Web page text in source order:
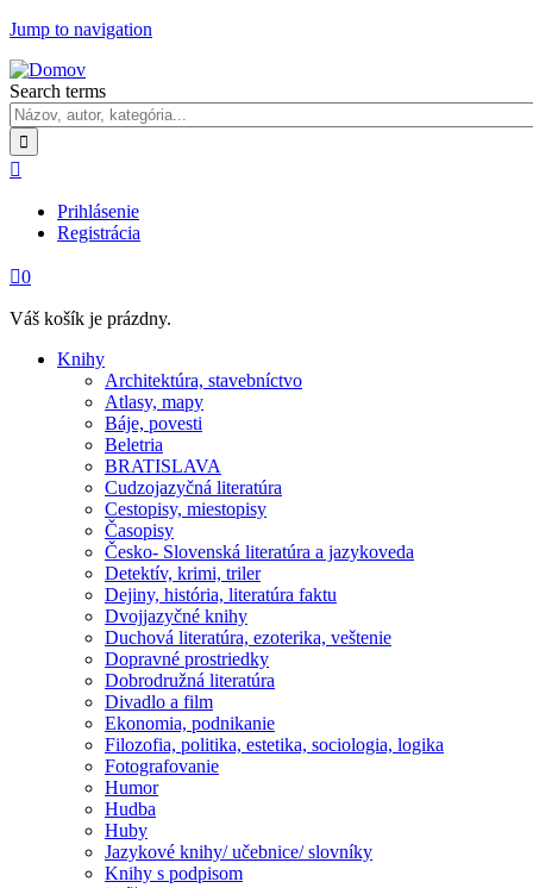
Jump to navigation
Search terms

Prihlásenie
Registrácia
0
Váš košík je prázdny.
Knihy
Architektúra, stavebníctvo
Atlasy, mapy
Báje, povesti
Beletria
BRATISLAVA
Cudzojazyčná literatúra
Cestopisy, miestopisy
Časopisy
Česko- Slovenská literatúra a jazykoveda
Detektív, krimi, triler
Dejiny, história, literatúra faktu
Dvojjazyčné knihy
Duchová literatúra, ezoterika, veštenie
Dopravné prostriedky
Dobrodružná literatúra
Divadlo a film
Ekonomia, podnikanie
Filozofia, politika, estetika, sociologia, logika
Fotografovanie
Humor
Hudba
Huby
Jazykové knihy/ učebnice/ slovníky
Knihy s podpisom